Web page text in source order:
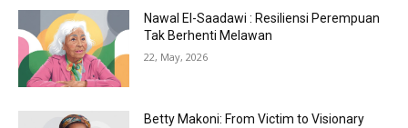
Nawal El-Saadawi : Resiliensi Perempuan
Tak Berhenti Melawan
22, May, 2026
Betty Makoni: From Victim to Visionary